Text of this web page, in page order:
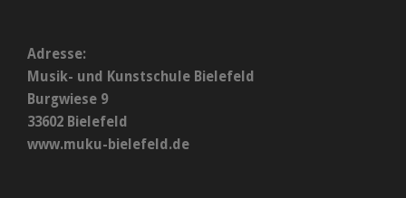
Adresse:
Musik- und Kunstschule Bielefeld
Burgwiese 9
33602 Bielefeld
www.muku-bielefeld.de